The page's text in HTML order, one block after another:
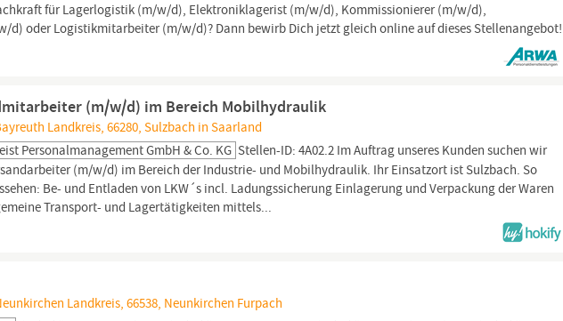
für Lagerlogistik (m/w/d), Elektroniklagerist (m/w/d), Kommissionierer (m/w/d),
d) oder Logistikmitarbeiter (m/w/d)? Dann bewirb Dich jetzt gleich online auf dieses Stellenangebot!
(m/w/d) im Bereich Mobilhydraulik
Landkreis, 66280, Sulzbach in Saarland
Personalmanagement GmbH & Co. KG Stellen-ID: 4A02.2 Im Auftrag unseres Kunden suchen wir
(m/w/d) im Bereich der Industrie- und Mobilhydraulik. Ihr Einsatzort ist Sulzbach. So
Be- und Entladen von LKW´s incl. Ladungssicherung Einlagerung und Verpackung der Waren
Transport- und Lagertätigkeiten mittels...
Landkreis, 66538, Neunkirchen Furpach